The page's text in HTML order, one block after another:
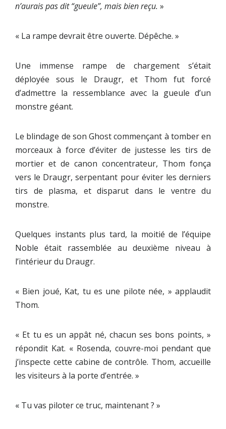
n’aurais pas dit “gueule”, mais bien reçu. »
« La rampe devrait être ouverte. Dépêche. »
Une immense rampe de chargement s’était
déployée sous le Draugr, et Thom fut forcé
d’admettre la ressemblance avec la gueule d’un
monstre géant.
Le blindage de son Ghost commençant à tomber en
morceaux à force d’éviter de justesse les tirs de
mortier et de canon concentrateur, Thom fonça
vers le Draugr, serpentant pour éviter les derniers
tirs de plasma, et disparut dans le ventre du
monstre.
Quelques instants plus tard, la moitié de l’équipe
Noble était rassemblée au deuxième niveau à
l’intérieur du Draugr.
« Bien joué, Kat, tu es une pilote née, » applaudit
Thom.
« Et tu es un appât né, chacun ses bons points, »
répondit Kat. « Rosenda, couvre-moi pendant que
j’inspecte cette cabine de contrôle. Thom, accueille
les visiteurs à la porte d’entrée. »
« Tu vas piloter ce truc, maintenant ? »